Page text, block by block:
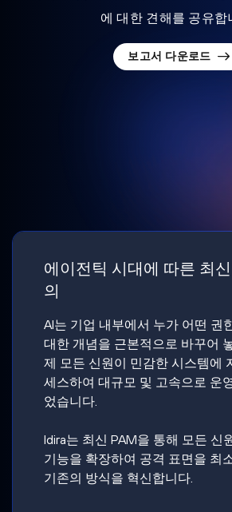
에 대한 견해를 공유합
보고서 다운로드
에이전틱 시대에 따른 최
의
AI는 기업 내부에서 누가 어떤 권
대한 개념을 근본적으로 바꾸어
제 모든 신원이 민감한 시스템에
세스하여 대규모 및 고속으로 운
었습니다.
Idira는 최신 PAM을 통해 모든 신
기능을 확장하여 공격 표면을 최
기존의 방식을 혁신합니다.